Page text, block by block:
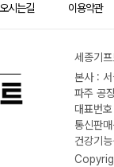
오시는길 이용약관
세종기
본사 :
파주 공
대표번
통신판
건강기